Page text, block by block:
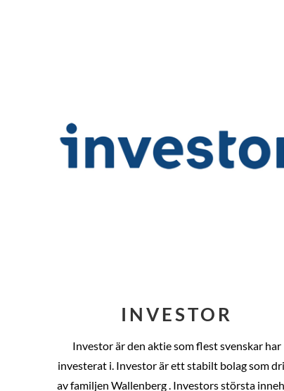
INVESTOR
Investor är den aktie som flest svenskar har
investerat i. Investor är ett stabilt bolag som
av familjen Wallenberg . Investors största